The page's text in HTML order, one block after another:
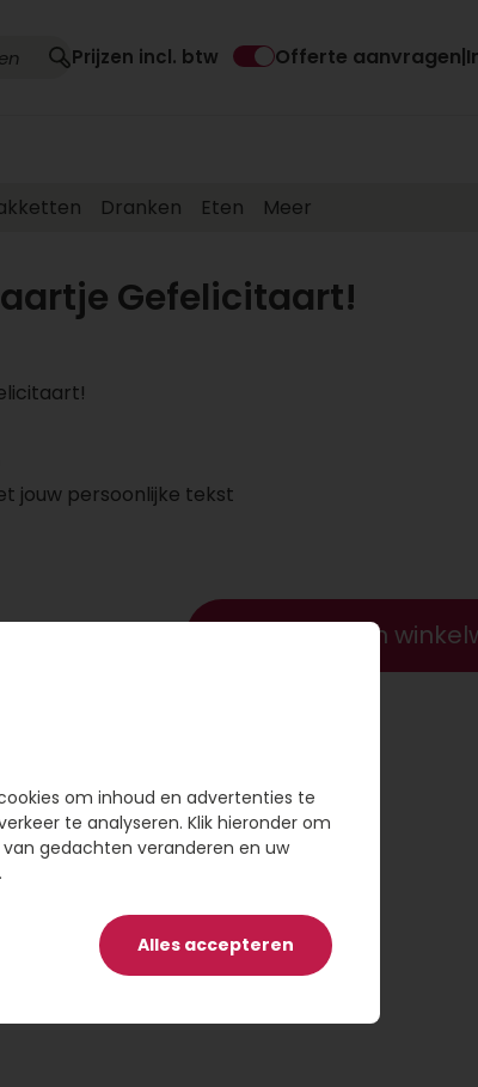
Prijzen incl. btw Offerte aanvragen
Dranken Eten Meer
Gefelicitaart!
jouw persoonlijke tekst
Voeg toe aan
om inhoud en advertenties te
te analyseren. Klik hieronder om
van gedachten veranderen en uw
Alles accepteren